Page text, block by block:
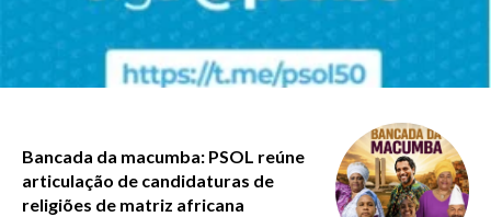
Bancada da macumba: PSOL reúne
articulação de candidaturas de
religiões de matriz africana